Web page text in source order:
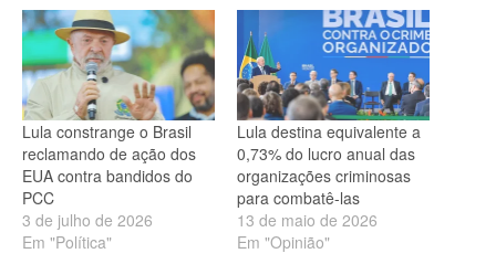
Lula constrange o Brasil
reclamando de ação dos
EUA contra bandidos do
PCC
3 de julho de 2026
Em "Política"
Lula destina equivalente a
0,73% do lucro anual das
organizações criminosas
para combatê-las
13 de maio de 2026
Em "Opinião"